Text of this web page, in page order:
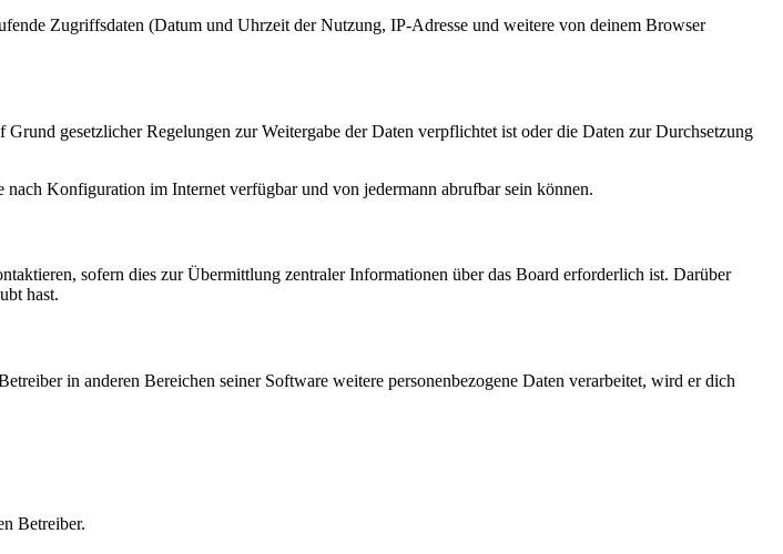
Zugriffsdaten (Datum und Uhrzeit der Nutzung, IP-Adresse und weitere von deinem Browser
gesetzlicher Regelungen zur Weitergabe der Daten verpflichtet ist oder die Daten zur Durchsetzung
Konfiguration im Internet verfügbar und von jedermann abrufbar sein können.
sofern dies zur Übermittlung zentraler Informationen über das Board erforderlich ist. Darüber
hast.
in anderen Bereichen seiner Software weitere personenbezogene Daten verarbeitet, wird er dich
Betreiber.